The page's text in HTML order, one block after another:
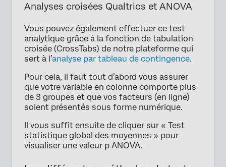
Analyses croisées Qualtrics et ANOVA
Vous pouvez également effectuer ce test
analytique grâce à la fonction de tabulation
croisée (CrossTabs) de notre plateforme qui
sert à l’analyse par tableau de contingence.
Pour cela, il faut tout d’abord vous assurer
que votre variable en colonne comporte plus
de 3 groupes et que vos facteurs (en ligne)
soient présentés sous forme numérique.
Il vous suffit ensuite de cliquer sur « Test
statistique global des moyennes » pour
visualiser une valeur p ANOVA.